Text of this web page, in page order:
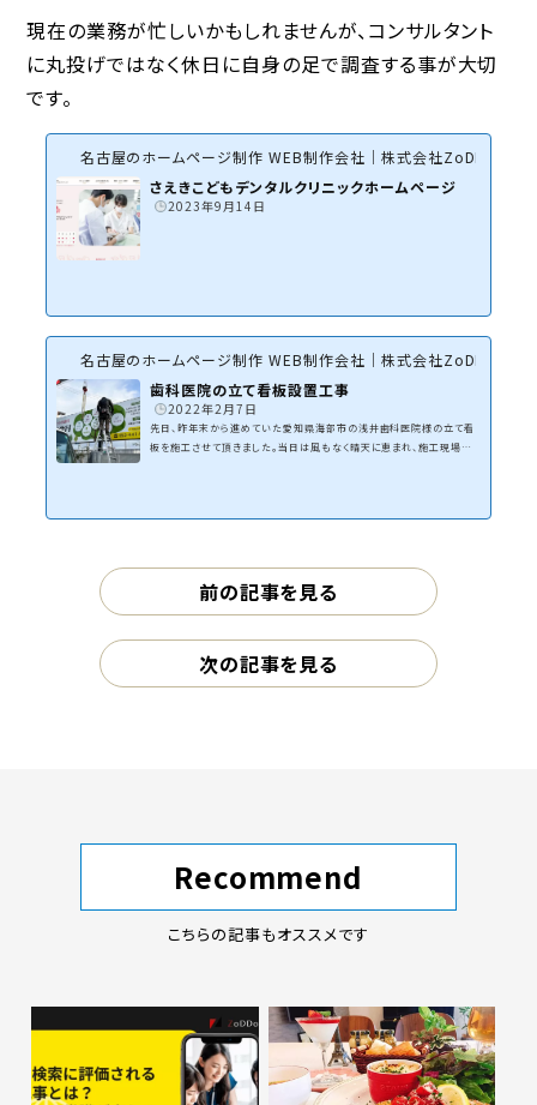
現在の業務が忙しいかもしれませんが、コンサルタント
に丸投げではなく休日に自身の足で調査する事が大切
です。
名古屋のホームページ制作 WEB制作会社｜株式会社ZoDDo
さえきこどもデンタルクリニックホームページ
2023年9月14日
名古屋のホームページ制作 WEB制作会社｜株式会社ZoDDo
歯科医院の立て看板設置工事
2022年2月7日
先日、昨年末から進めていた愛知県海部市の浅井歯科医院様の立て看
板を施工させて頂きました。当日は風もなく晴天に恵まれ、施工現場に
看板本体が必要なので支柱の高さが約２メートルとなる大きな立て看板
前の記事を見る
次の記事を見る
Recommend
こちらの記事もオススメです